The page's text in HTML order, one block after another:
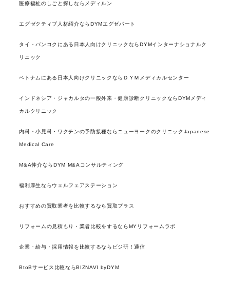
医療福祉のしごと探しならメディルン
エグゼクティブ人材紹介ならDYMエグゼパート
タイ・バンコクにある日本人向けクリニックならDYMインターナショナルク
リニック
ベトナムにある日本人向けクリニックならＤＹＭメディカルセンター
インドネシア・ジャカルタの一般外来・健康診断クリニックならDYMメディ
カルクリニック
内科・小児科・ワクチンの予防接種ならニューヨークのクリニックJapanese
Medical Care
M&A仲介ならDYM M&Aコンサルティング
福利厚生ならウェルフェアステーション
おすすめの買取業者を比較するなら買取プラス
リフォームの見積もり・業者比較をするならMYリフォームラボ
企業・給与・採用情報を比較するならビジ研！通信
BtoBサービス比較ならBIZNAVI byDYM